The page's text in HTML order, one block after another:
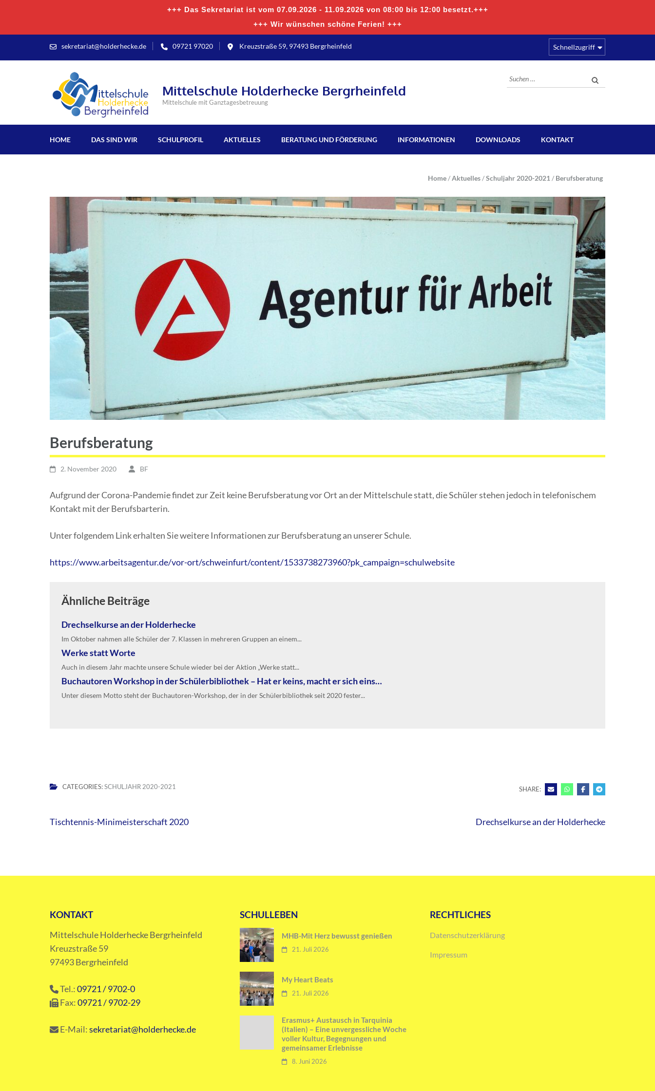
+++ Das Sekretariat ist vom 07.09.2026 - 11.09.2026 von 08:00 bis 12:00 besetzt.+++
+++ Wir wünschen schöne Ferien! +++
sekretariat@holderhecke.de 09721 97020 Kreuzstraße 59, 97493 Bergrheinfeld Schnellzugriff
Mittelschule Holderhecke Bergrheinfeld
Mittelschule mit Ganztagesbetreuung
Suchen
nach:
HOME DAS SIND WIR SCHULPROFIL AKTUELLES BERATUNG UND FÖRDERUNG INFORMATIONEN DOWNLOADS KONTAKT
Home/Aktuelles/Schuljahr 2020-2021 / Berufsberatung
Berufsberatung
2. November 2020 BF
Aufgrund der Corona-Pandemie findet zur Zeit keine Berufsberatung vor Ort an der Mittelschule statt, die Schüler stehen jedoch in telefonischem
Kontakt mit der Berufsbarterin.
Unter folgendem Link erhalten Sie weitere Informationen zur Berufsberatung an unserer Schule.
https://www.arbeitsagentur.de/vor-ort/schweinfurt/content/1533738273960?pk_campaign=schulwebsite
Ähnliche Beiträge
Drechselkurse an der Holderhecke
Im Oktober nahmen alle Schüler der 7. Klassen in mehreren Gruppen an einem...
Werke statt Worte
Auch in diesem Jahr machte unsere Schule wieder bei der Aktion „Werke statt...
Buchautoren Workshop in der Schülerbibliothek – Hat er keins, macht er sich eins…
Unter diesem Motto steht der Buchautoren-Workshop, der in der Schülerbibliothek seit 2020 fester...
CATEGORIES:SCHULJAHR 2020-2021 SHARE:
Beitragsnavigation
Tischtennis-Minimeisterschaft 2020 Drechselkurse an der Holderhecke
KONTAKT
Mittelschule Holderhecke Bergrheinfeld
Kreuzstraße 59
97493 Bergrheinfeld
Tel.:09721 / 9702-0
Fax:09721 / 9702-29
E-Mail:sekretariat@holderhecke.de
SCHULLEBEN
MHB-Mit Herz bewusst genießen
21. Juli 2026
My Heart Beats
21. Juli 2026
Erasmus+ Austausch in Tarquinia
(Italien) – Eine unvergessliche Woche
voller Kultur, Begegnungen und
gemeinsamer Erlebnisse
8. Juni 2026
RECHTLICHES
Datenschutzerklärung
Impressum